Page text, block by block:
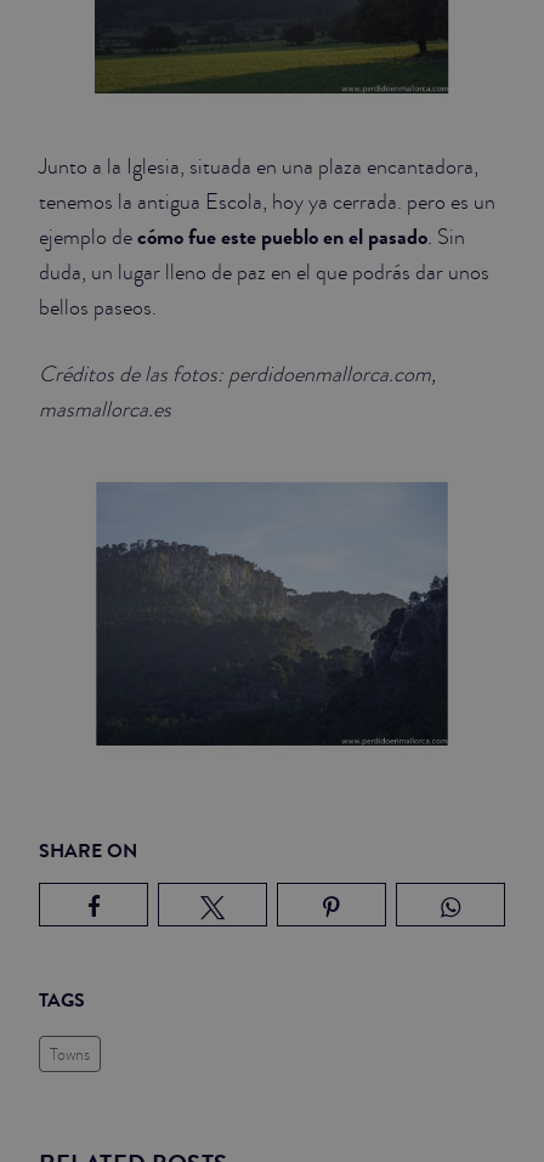
Junto a la Iglesia, situada en una plaza encantadora,
tenemos la antigua Escola, hoy ya cerrada. pero es un
ejemplo decómo fue este pueblo en el pasado. Sin
duda, un lugar lleno de paz en el que podrás dar unos
bellos paseos.
Créditos de las fotos: perdidoenmallorca.com,
masmallorca.es
SHARE ON
TAGS
Towns